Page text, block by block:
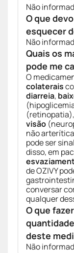
Não
O que
esquecer
Não
Quais os
pode me
O
colaterais
diarreia,
(retinopatia),
visão
não
pode ser
disso, em
de OZIVY
conversar
qualquer
O que
deste
Não